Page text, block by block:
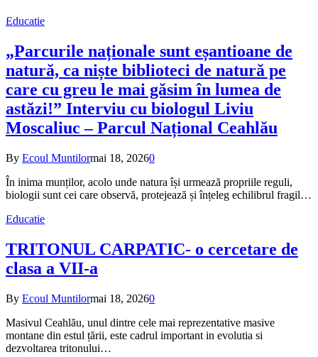
Educatie
„Parcurile naționale sunt eșantioane de
natură, ca niște biblioteci de natură pe
care cu greu le mai găsim în lumea de
astăzi!” Interviu cu biologul Liviu
Moscaliuc – Parcul Național Ceahlău
By Ecoul Muntilormai 18, 20260
În inima munților, acolo unde natura își urmează propriile reguli,
biologii sunt cei care observă, protejează și înțeleg echilibrul fragil…
Educatie
TRITONUL CARPATIC- o cercetare de
clasa a VII-a
By Ecoul Muntilormai 18, 20260
Masivul Ceahlău, unul dintre cele mai reprezentative masive
montane din estul țării, este cadrul important in evolutia si
dezvoltarea tritonului…